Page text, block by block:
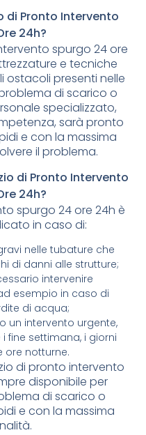
di Pronto Intervento
24h?
spurgo 24 ore
e tecniche
ostacoli presenti nelle
di scarico o
specializzato,
sarà pronto
e con la massima
il problema.
di Pronto Intervento
24h?
spurgo 24 ore 24h è
in caso di:
nelle tubature che
di danni alle strutture;
intervenire
esempio in caso di
di acqua;
un intervento urgente,
fine settimana, i giorni
ore notturne.
di pronto intervento
disponibile per
di scarico o
e con la massima